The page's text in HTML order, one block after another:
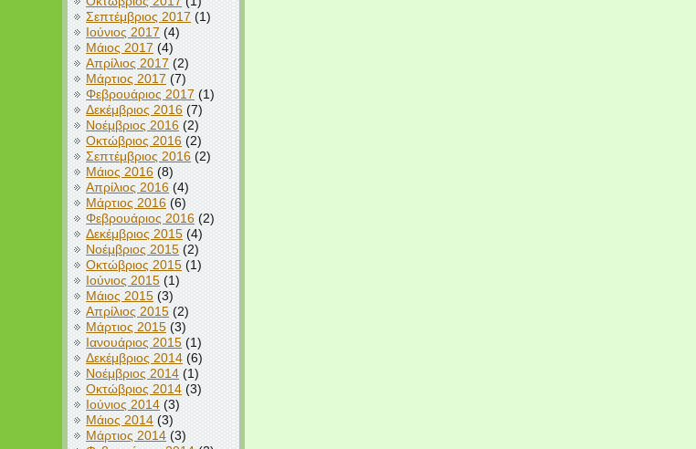
Σεπτέμβριος 2017 (1)
Ιούνιος 2017 (4)
Μάιος 2017 (4)
Απρίλιος 2017 (2)
Μάρτιος 2017 (7)
Φεβρουάριος 2017 (1)
Δεκέμβριος 2016 (7)
Νοέμβριος 2016 (2)
Οκτώβριος 2016 (2)
Σεπτέμβριος 2016 (2)
Μάιος 2016 (8)
Απρίλιος 2016 (4)
Μάρτιος 2016 (6)
Φεβρουάριος 2016 (2)
Δεκέμβριος 2015 (4)
Νοέμβριος 2015 (2)
Οκτώβριος 2015 (1)
Ιούνιος 2015 (1)
Μάιος 2015 (3)
Απρίλιος 2015 (2)
Μάρτιος 2015 (3)
Ιανουάριος 2015 (1)
Δεκέμβριος 2014 (6)
Νοέμβριος 2014 (1)
Οκτώβριος 2014 (3)
Ιούνιος 2014 (3)
Μάιος 2014 (3)
Μάρτιος 2014 (3)